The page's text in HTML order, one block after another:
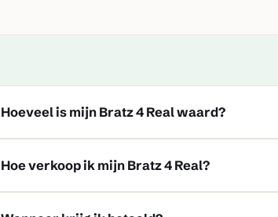
Hoeveel is mijn Bratz 4 Real waard?
Hoe verkoop ik mijn Bratz 4 Real?